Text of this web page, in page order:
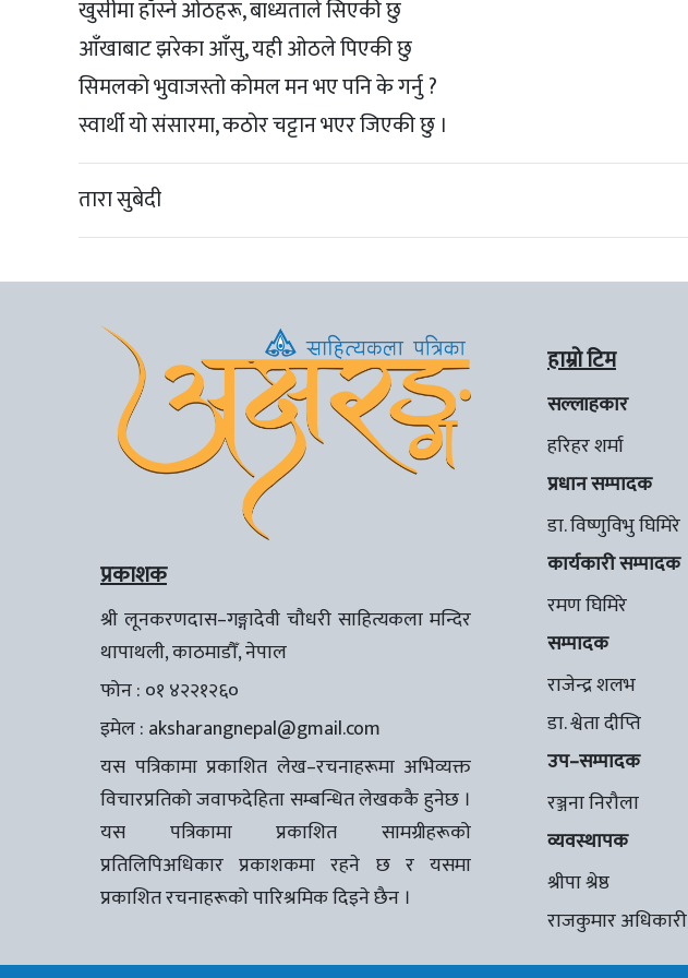
खुसीमा हाँस्ने ओठहरू, बाध्यताले सिएकी छु
आँखाबाट झरेका आँसु, यही ओठले पिएकी छु
सिमलको भुवाजस्तो कोमल मन भए पनि के गर्नु ?
स्वार्थी यो संसारमा, कठोर चट्टान भएर जिएकी छु ।
तारा सुबेदी
प्रकाशक
श्री लूनकरणदास–गङ्गादेवी चौधरी साहित्यकला मन्दिर
थापाथली, काठमाडौँ, नेपाल
फोन : ०१ ४२२१२६०
इमेल : aksharangnepal@gmail.com
यस पत्रिकामा प्रकाशित लेख–रचनाहरूमा अभिव्यक्त
विचारप्रतिको जवाफदेहिता सम्बन्धित लेखककै हुनेछ ।
यस पत्रिकामा प्रकाशित सामग्रीहरूको
प्रतिलिपिअधिकार प्रकाशकमा रहने छ र यसमा
प्रकाशित रचनाहरूको पारिश्रमिक दिइने छैन ।
हाम्रो टिम
सल्लाहकार
हरिहर शर्मा
प्रधान सम्पादक
डा. विष्णुविभु घिमिरे
कार्यकारी सम्पादक
रमण घिमिरे
सम्पादक
राजेन्द्र शलभ
डा. श्वेता दीप्ति
उप–सम्पादक
रञ्जना निरौला
व्यवस्थापक
श्रीपा श्रेष्ठ
राजकुमार अधिकारी